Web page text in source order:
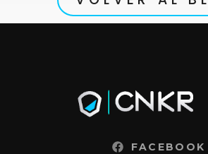
FACEBOOK